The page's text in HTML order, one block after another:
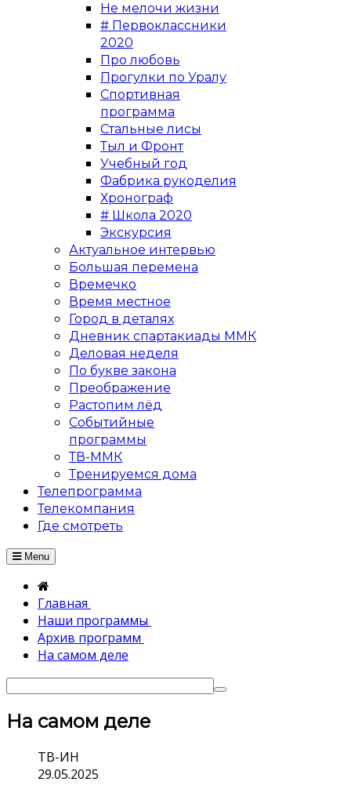
Не мелочи жизни
# Первоклассники
2020
Про любовь
Прогулки по Уралу
Спортивная
программа
Стальные лисы
Тыл и Фронт
Учебный год
Фабрика рукоделия
Хронограф
# Школа 2020
Экскурсия
Актуальное интервью
Большая перемена
Времечко
Время местное
Город в деталях
Дневник спартакиады ММК
Деловая неделя
По букве закона
Преображение
Растопим лёд
Событийные
программы
ТВ-ММК
Тренируемся дома
Телепрограмма
Телекомпания
Где смотреть
Menu
Главная
Наши программы
Архив программ
На самом деле
На самом деле
ТВ-ИН
29.05.2025